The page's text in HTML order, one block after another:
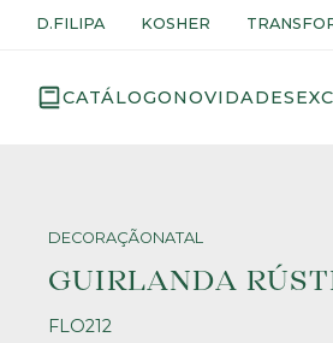
D.FILIPA KOSHER
CATÁLOGONOVIDADES
DECORAÇÃONATAL
GUIRLANDA
FLO212